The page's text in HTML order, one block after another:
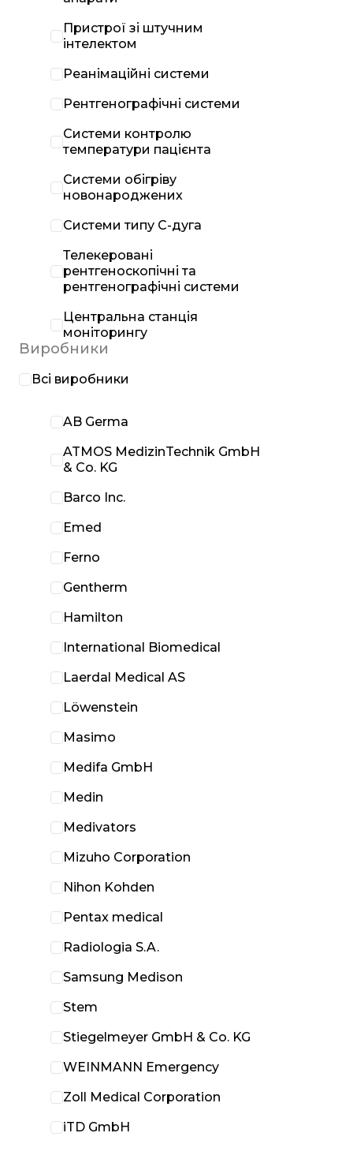
Пристрої зі штучним
інтелектом
Реанімаційні системи
Рентгенографічні системи
Системи контролю
температури пацієнта
Системи обігріву
новонароджених
Системи типу С-дуга
Телекеровані
рентгеноскопічні та
рентгенографічні системи
Центральна станція
моніторингу
Виробники
Всі виробники
AB Germa
ATMOS MedizinTechnik GmbH
& Co. KG
Barco Inc.
Emed
Ferno
Gentherm
Hamilton
International Biomedical
Laerdal Medical AS
Löwenstein
Masimo
Medifa GmbH
Medin
Medivators
Mizuho Corporation
Nihon Kohden
Pentax medical
Radiologia S.A.
Samsung Medison
Stem
Stiegelmeyer GmbH & Co. KG
WEINMANN Emergency
Zoll Medical Corporation
iTD GmbH